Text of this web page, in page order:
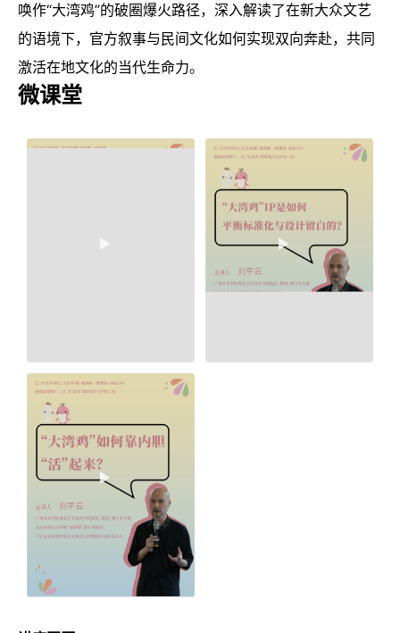
唤作“大湾鸡”的破圈爆火路径，深入解读了在新大众文艺
的语境下，官方叙事与民间文化如何实现双向奔赴，共同
激活在地文化的当代生命力。
微课堂